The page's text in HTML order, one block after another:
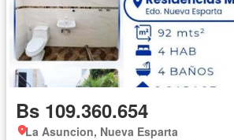
Bs 109.360.654
La Asuncion, Nueva Esparta